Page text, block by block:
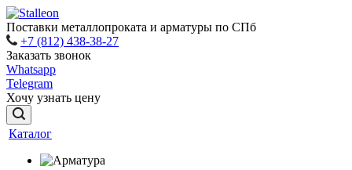
Поставки металлопроката и арматуры по СПб
+7 (812) 438-38-27
Заказать звонок
Whatsapp
Telegram
Хочу узнать цену
Каталог